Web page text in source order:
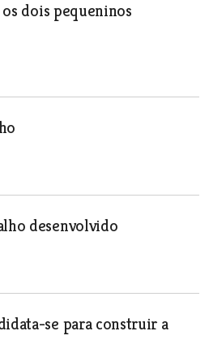
dois pequeninos
desenvolvido
se para construir a